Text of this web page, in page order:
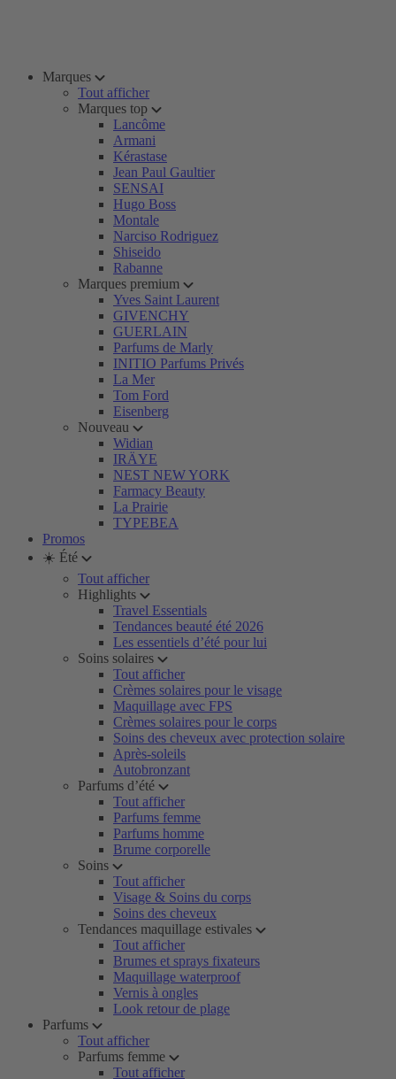
Marques
Tout afficher
Marques top
Lancôme
Armani
Kérastase
Jean Paul Gaultier
SENSAI
Hugo Boss
Montale
Narciso Rodriguez
Shiseido
Rabanne
Marques premium
Yves Saint Laurent
GIVENCHY
GUERLAIN
Parfums de Marly
INITIO Parfums Privés
La Mer
Tom Ford
Eisenberg
Nouveau
Widian
IRÄYE
NEST NEW YORK
Farmacy Beauty
La Prairie
TYPEBEA
Promos
☀️ Été
Tout afficher
Highlights
Travel Essentials
Tendances beauté été 2026
Les essentiels d’été pour lui
Soins solaires
Tout afficher
Crèmes solaires pour le visage
Maquillage avec FPS
Crèmes solaires pour le corps
Soins des cheveux avec protection solaire
Après-soleils
Autobronzant
Parfums d’été
Tout afficher
Parfums femme
Parfums homme
Brume corporelle
Soins
Tout afficher
Visage & Soins du corps
Soins des cheveux
Tendances maquillage estivales
Tout afficher
Brumes et sprays fixateurs
Maquillage waterproof
Vernis à ongles
Look retour de plage
Parfums
Tout afficher
Parfums femme
Tout afficher